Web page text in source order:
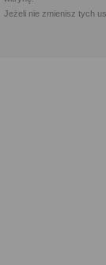
Jeżeli nie zmienisz tych